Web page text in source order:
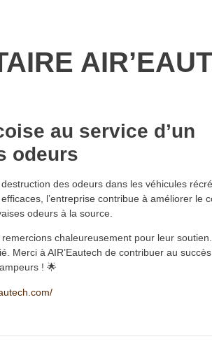
au service d’un
odeurs
des odeurs dans les véhicules
l’entreprise contribue à améliorer le
odeurs à la source.
chaleureusement pour leur
Merci à AIR’Eautech de contribuer au
! 🌟